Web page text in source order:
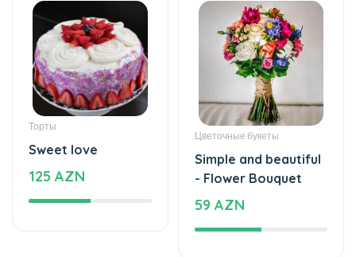
Торты
Sweet love
125 AZN
Цветочные букеты
Simple and beautiful
- Flower Bouquet
59 AZN